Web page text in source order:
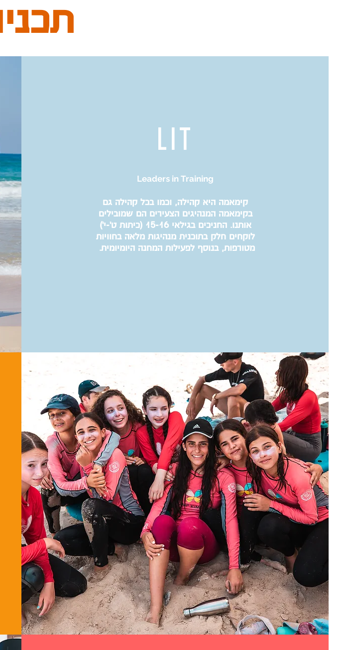
Leaders in Training
קימאמה היא קהילה, וכמו בכל קהילה גם
בקימאמה המנהיגים הצעירים הם שמובילים
אותנו. החניכים בגילאי 15-16 (כיתות ט'-י')
לוקחים חלק בתוכנית מנהיגות מלאה בחוויות
מטורפות, בנוסף לפעילות המחנה היומיומית.